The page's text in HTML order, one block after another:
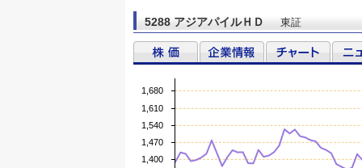
5288 アジアパイルＨＤ 東証